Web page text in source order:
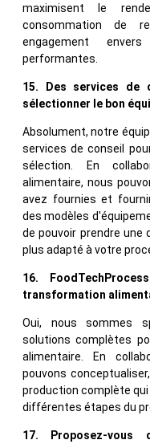
maximisent le
consommation de
engagement
performantes.
15. Des services de
sélectionner le bon
Absolument, notre
services de conseil
sélection. En
alimentaire, nous
avez fournies et
des modèles
de pouvoir prendre une
plus adapté à votre
16.
transformation
Oui, nous sommes
solutions complètes
alimentaire. En
pouvons
production complète
différentes étapes du
17. Proposez-vous